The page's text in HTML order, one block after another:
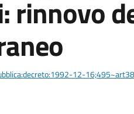
rinnovo
12-